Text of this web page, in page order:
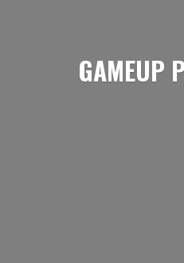
GAMEUP